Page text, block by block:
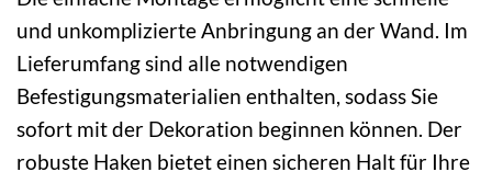
und unkomplizierte Anbringung an der Wand. Im
Lieferumfang sind alle notwendigen
Befestigungsmaterialien enthalten, sodass Sie
sofort mit der Dekoration beginnen können. Der
robuste Haken bietet einen sicheren Halt für Ihre